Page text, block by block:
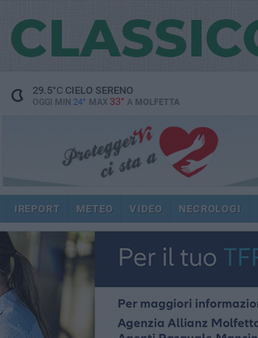
29.5°CCIELO SERENO
OGGI MIN 24° MAX 33° A MOLFETTA
IREPORT METEO VIDEO NECROLOGI